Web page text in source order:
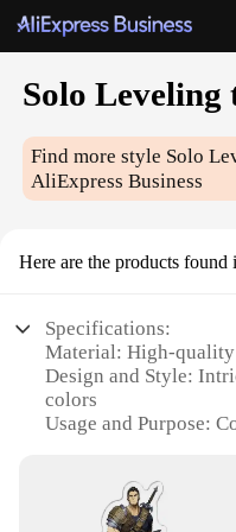
Solo Leveling
Find more style Solo
AliExpress Business
Here are the products found
Specifications:
Material: High-quality
Design and Style:
colors
Usage and Purpose:
Typical Adaptive
desks, or in gaming
Shape or Size or